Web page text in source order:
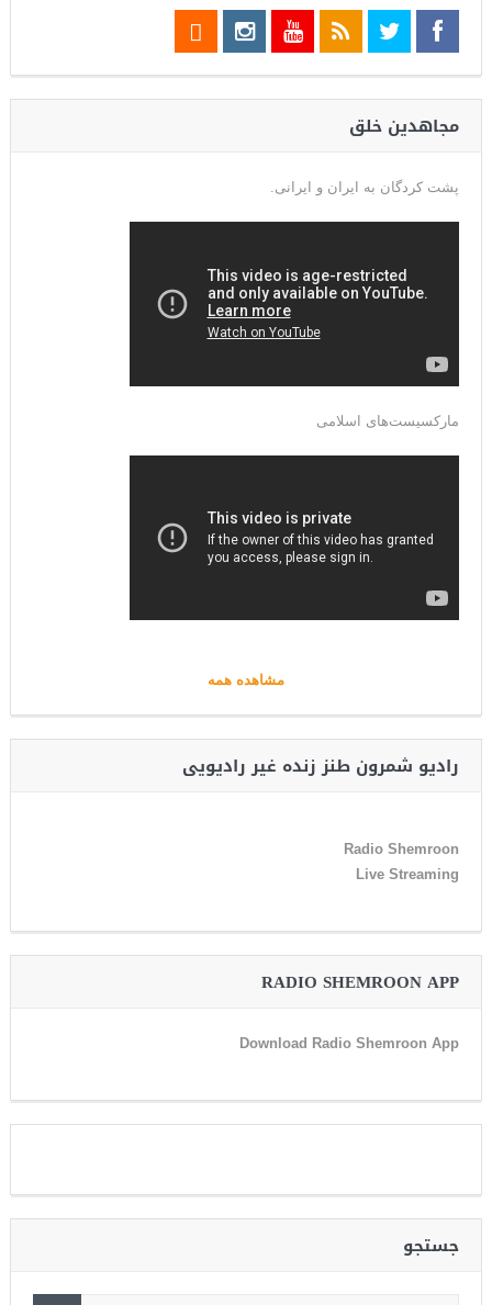
مجاهدین خلق
پشت کردگان به ایران و ایرانی.
مارکسیست‌های اسلامی
مشاهده همه
رادیو شمرون طنز زنده غیر رادیویی
Radio Shemroon
Live Streaming
RADIO SHEMROON APP
Download Radio Shemroon App
جستجو